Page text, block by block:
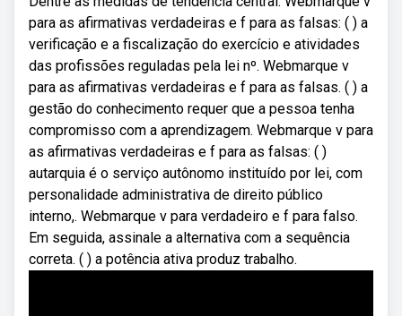
para as afirmativas verdadeiras e f para as falsas: ( ) a
verificação e a fiscalização do exercício e atividades
das profissões reguladas pela lei nº. Webmarque v
para as afirmativas verdadeiras e f para as falsas. ( ) a
gestão do conhecimento requer que a pessoa tenha
compromisso com a aprendizagem. Webmarque v para
as afirmativas verdadeiras e f para as falsas: ( )
autarquia é o serviço autônomo instituído por lei, com
personalidade administrativa de direito público
interno,. Webmarque v para verdadeiro e f para falso.
Em seguida, assinale a alternativa com a sequência
correta. ( ) a potência ativa produz trabalho.